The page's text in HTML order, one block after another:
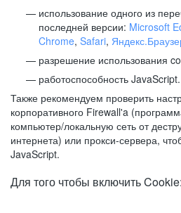
использование одного из
последней версии: Microsoft
Chrome, Safari,
разрешение использования
работоспособность JavaScript.
Также рекомендуем проверить
корпоративного Firewall'a
компьютер/локальную сеть от
интернета) или прокси-сервера,
JavaScript.
Для того чтобы включить Cookie: